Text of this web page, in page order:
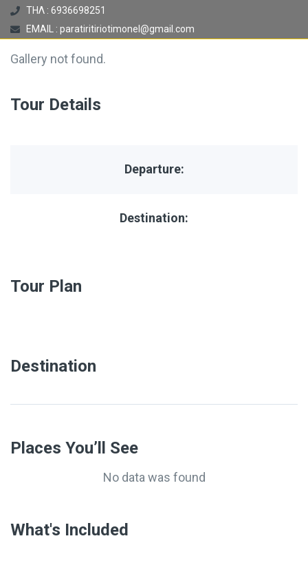
ΤΗΛ : 6936698251
EMAIL : paratiritiriotimonel@gmail.com
Gallery not found.
Tour Details
Departure:
Destination:
Tour Plan
Destination
Places You’ll See
No data was found
What's Included